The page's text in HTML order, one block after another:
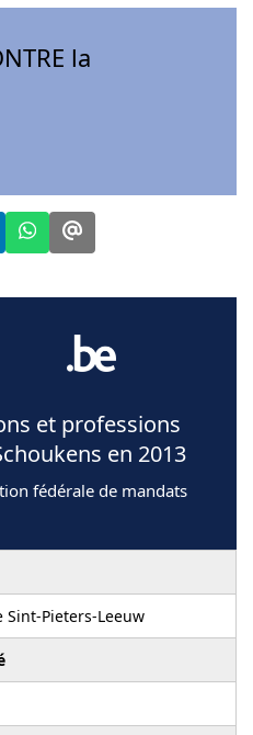
la
et professions
en 2013
fédérale de mandats
Sint-Pieters-Leeuw